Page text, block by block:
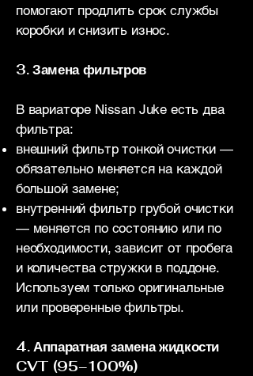
помогают продлить срок службы
коробки и снизить износ.
3. Замена фильтров
В вариаторе Nissan Juke есть два
фильтра:
внешний фильтр тонкой очистки —
обязательно меняется на каждой
большой замене;
внутренний фильтр грубой очистки
— меняется по состоянию или по
необходимости, зависит от пробега
и количества стружки в поддоне.
Используем только оригинальные
или проверенные фильтры.
4. Аппаратная замена жидкости
CVT (95–100%)